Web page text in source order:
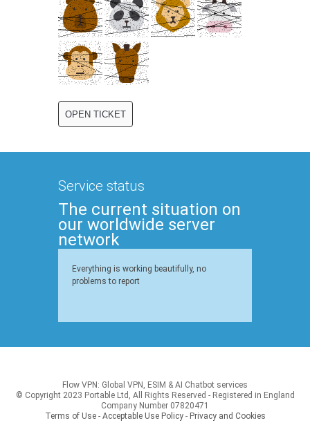
Service status
The current situation on
our worldwide server
network
Everything is working beautifully, no
problems to report
Flow VPN: Global VPN, ESIM & AI Chatbot services
© Copyright 2023 Portable Ltd, All Rights Reserved - Registered in England
Company Number 07820471
Terms of Use - Acceptable Use Policy- Privacy and Cookies